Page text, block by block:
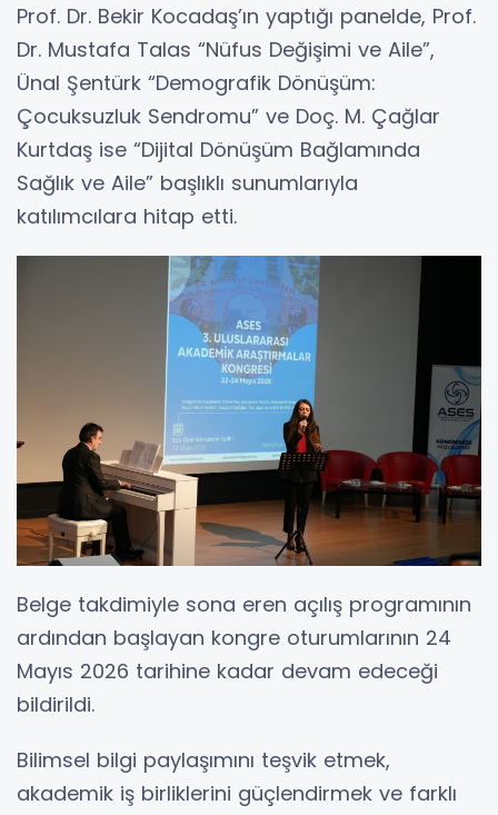
Prof. Dr. Bekir Kocadaş’ın yaptığı panelde, Prof.
Dr. Mustafa Talas “Nüfus Değişimi ve Aile”,
Ünal Şentürk “Demografik Dönüşüm:
Çocuksuzluk Sendromu” ve Doç. M. Çağlar
Kurtdaş ise “Dijital Dönüşüm Bağlamında
Sağlık ve Aile” başlıklı sunumlarıyla
katılımcılara hitap etti.
Belge takdimiyle sona eren açılış programının
ardından başlayan kongre oturumlarının 24
Mayıs 2026 tarihine kadar devam edeceği
bildirildi.
Bilimsel bilgi paylaşımını teşvik etmek,
akademik iş birliklerini güçlendirmek ve farklı